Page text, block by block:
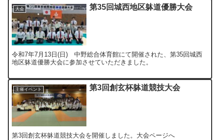
大会 第35回城西地区躰道優勝大会
令和7年7月13日(日) 中野総合体育館にて開催された、第35回城西
地区躰道優勝大会に参加させていただきました。
主催イベント 第3回創玄杯躰道競技大会
第3回創玄杯躰道競技大会を開催しました。大会ページへ